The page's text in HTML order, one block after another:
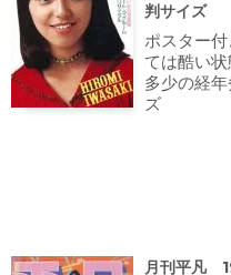
判サイズ
ポスター
ては酷い
多少の経
ズ
月刊平凡